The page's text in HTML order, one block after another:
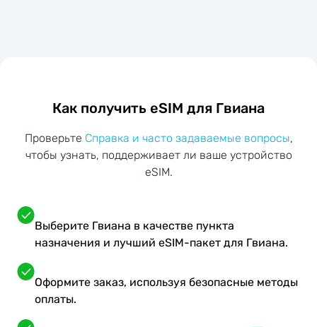
Как получить eSIM для Гвиана
Проверьте Справка и часто задаваемые вопросы,
чтобы узнать, поддерживает ли ваше устройство
eSIM.
Выберите Гвиана в качестве пункта
назначения и лучший eSIM-пакет для Гвиана.
Оформите заказ, используя безопасные методы
оплаты.